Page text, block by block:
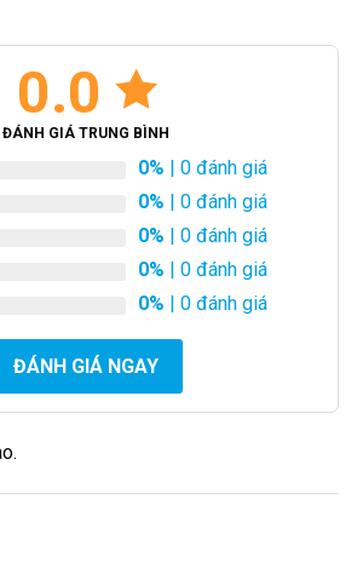
0.0
ĐÁNH GIÁ TRUNG BÌNH
0% | 0 đánh giá
0% | 0 đánh giá
0% | 0 đánh giá
0% | 0 đánh giá
0% | 0 đánh giá
ĐÁNH GIÁ NGAY